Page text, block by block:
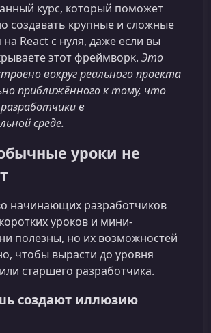
курс, который поможет
создавать крупные и сложные
React с нуля, даже если вы
этот фреймворк. Это
вокруг реального проекта
приближённого к тому, что
в
среде.
уроки не
начинающих разработчиков
уроков и мини-
полезны, но их возможностей
чтобы вырасти до уровня
старшего разработчика.
создают иллюзию